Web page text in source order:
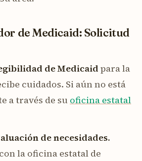
de Medicaid: Solicitud
de Medicaid para la
cuidados. Si aún no está
a través de su oficina estatal
de necesidades.
la oficina estatal de